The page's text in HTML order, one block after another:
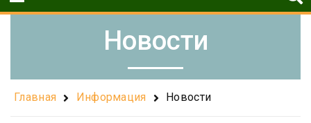
Новости
Главная Информация Новости